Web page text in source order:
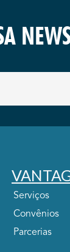
Serviços
Convênios
Parcerias